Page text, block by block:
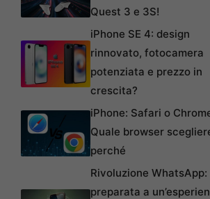
Quest 3 e 3S!
iPhone SE 4: design
rinnovato, fotocamera
potenziata e prezzo in
crescita?
iPhone: Safari o
Quale browser
perché
Rivoluzione WhatsApp:
preparata a